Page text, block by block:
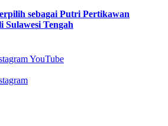
sebagai Putri Pertikawan
Sulawesi Tengah
YouTube